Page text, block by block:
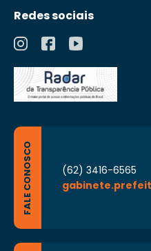
Redes sociais
FALE CONOSCO
(62) 3416-6565